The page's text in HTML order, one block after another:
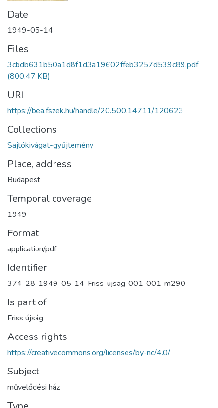
Date
1949-05-14
Files
3cbdb631b50a1d8f1d3a19602ffeb3257d539c89.pdf
(800.47 KB)
URI
https://bea.fszek.hu/handle/20.500.14711/120623
Collections
Sajtókivágat-gyűjtemény
Place, address
Budapest
Temporal coverage
1949
Format
application/pdf
Identifier
374-28-1949-05-14-Friss-ujsag-001-001-m290
Is part of
Friss újság
Access rights
https://creativecommons.org/licenses/by-nc/4.0/
Subject
művelődési ház